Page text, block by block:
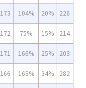
173 104% 20% 226
172 75% 15% 214
171 166% 25% 203
166 165% 34% 282